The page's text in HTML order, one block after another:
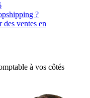
?
ventes en
à vos côtés